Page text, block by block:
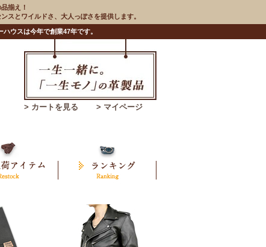
揃え！
スとワイルドさ、大人っぽさを提供します。
ウスは今年で創業47年です。
> カートを見る > マイページ